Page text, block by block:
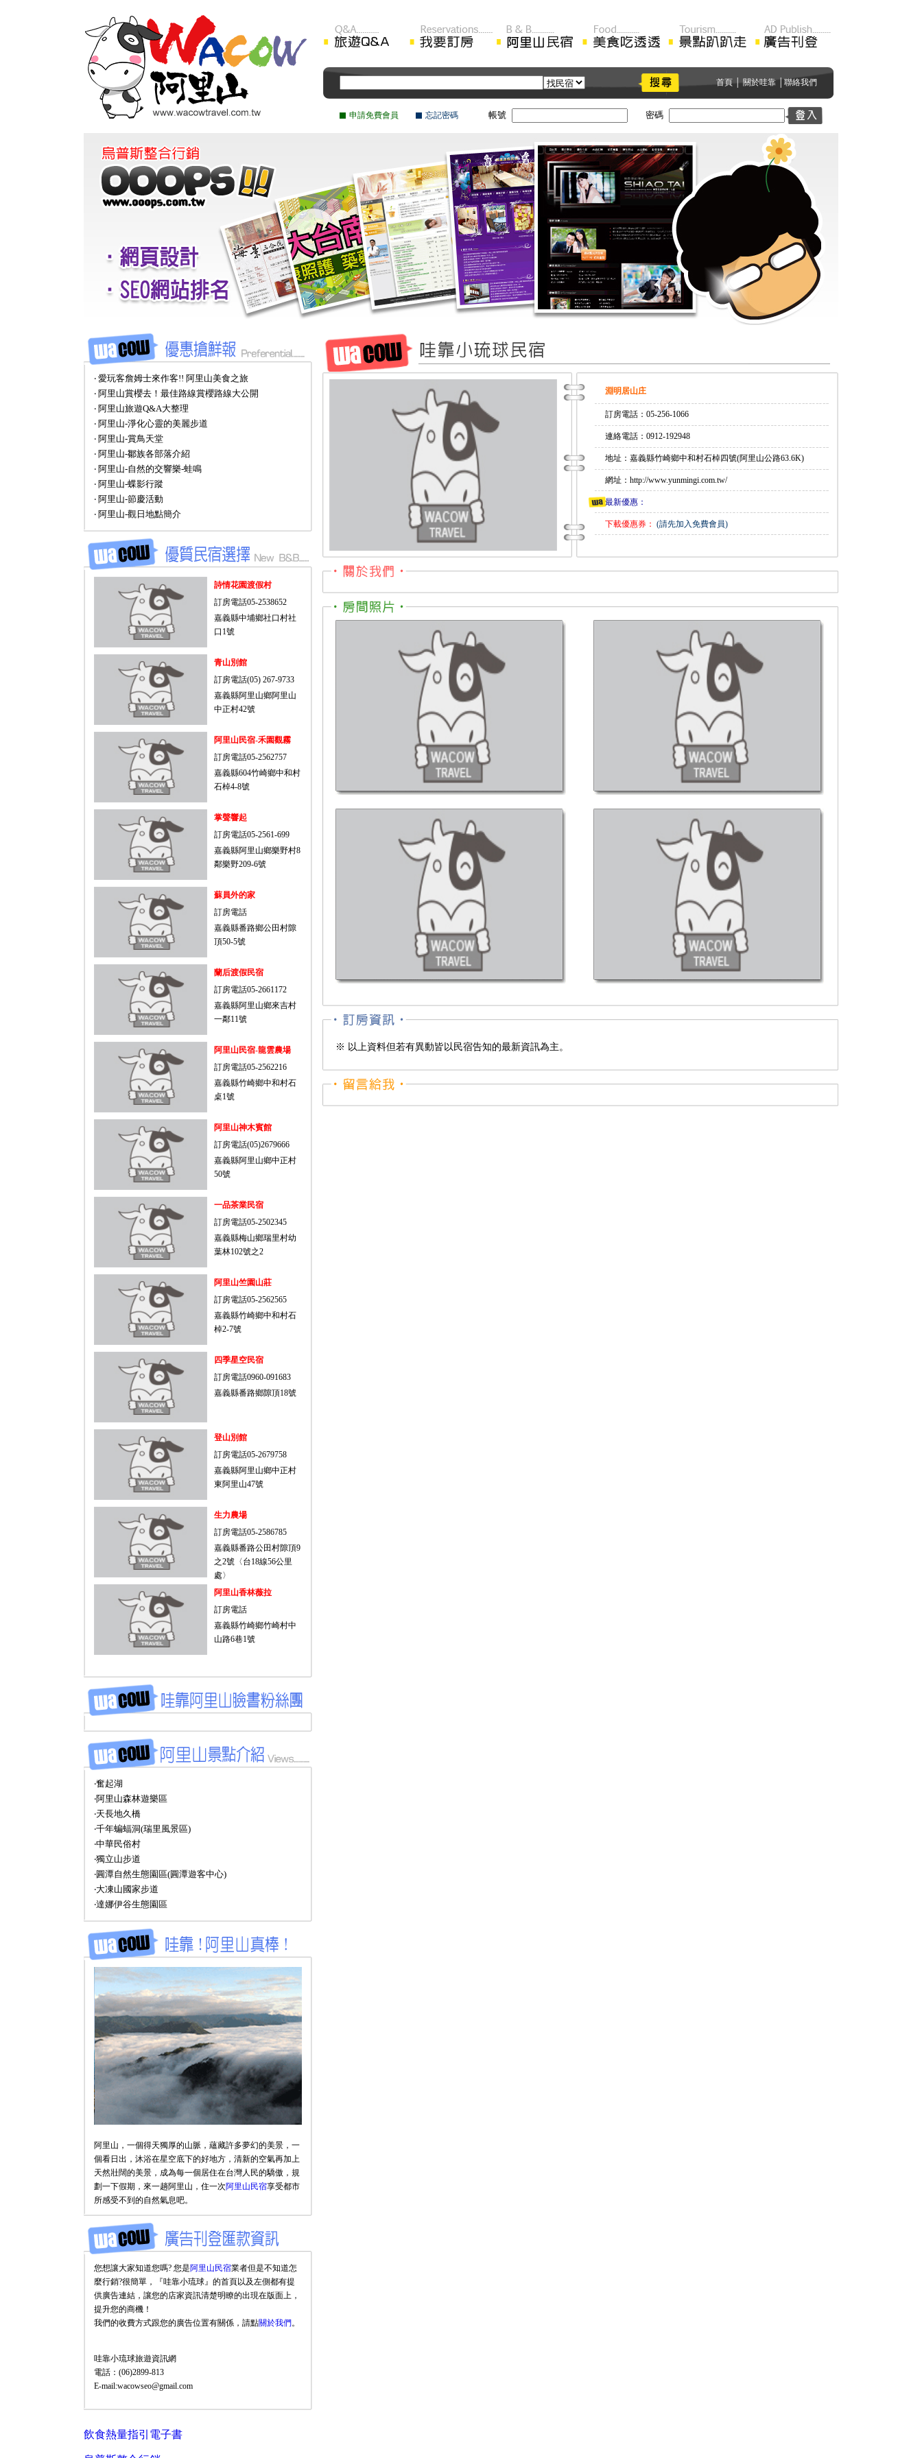
首頁│關於哇靠│ 聯絡我們
申請免費會員 忘記密碼 帳號 密碼
‧ 愛玩客詹姆士來作客!! 阿里山美食之旅
‧ 阿里山賞櫻去！最佳路線賞櫻路線大公開
‧ 阿里山旅遊Q&A大整理
‧ 阿里山-淨化心靈的美麗步道
‧ 阿里山-賞鳥天堂
‧ 阿里山-鄒族各部落介紹
‧ 阿里山-自然的交響樂-蛙鳴
‧ 阿里山-蝶影行蹤
‧ 阿里山-節慶活動
‧ 阿里山-觀日地點簡介
詩情花園渡假村
訂房電話05-2538652
嘉義縣中埔鄉社口村社
口1號
青山別館
訂房電話(05) 267-9733
嘉義縣阿里山鄉阿里山
中正村42號
阿里山民宿-禾園觀霧
訂房電話05-2562757
嘉義縣604竹崎鄉中和村
石棹4-8號
掌聲響起
訂房電話05-2561-699
嘉義縣阿里山鄉樂野村8
鄰樂野209-6號
蘇員外的家
訂房電話
嘉義縣番路鄉公田村隙
頂50-5號
蘭后渡假民宿
訂房電話05-2661172
嘉義縣阿里山鄉來吉村
一鄰11號
阿里山民宿-龍雲農場
訂房電話05-2562216
嘉義縣竹崎鄉中和村石
桌1號
阿里山神木賓館
訂房電話(05)2679666
嘉義縣阿里山鄉中正村
50號
一品茶業民宿
訂房電話05-2502345
嘉義縣梅山鄉瑞里村幼
葉林102號之2
阿里山竺園山莊
訂房電話05-2562565
嘉義縣竹崎鄉中和村石
棹2-7號
四季星空民宿
訂房電話0960-091683
嘉義縣番路鄉隙頂18號
登山別館
訂房電話05-2679758
嘉義縣阿里山鄉中正村
東阿里山47號
生力農場
訂房電話05-2586785
嘉義縣番路公田村隙頂9
之2號〈台18線56公里
處〉
阿里山香林薇拉
訂房電話
嘉義縣竹崎鄉竹崎村中
山路6巷1號
‧奮起湖
‧阿里山森林遊樂區
‧天長地久橋
‧千年蝙蝠洞(瑞里風景區)
‧中華民俗村
‧獨立山步道
‧圓潭自然生態園區(圓潭遊客中心)
‧大凍山國家步道
‧達娜伊谷生態園區
阿里山，一個得天獨厚的山脈，蘊藏許多夢幻的美景，一
個看日出，沐浴在星空底下的好地方，清新的空氣再加上
天然壯闊的美景，成為每一個居住在台灣人民的驕傲，規
劃一下假期，來一趟阿里山，住一次阿里山民宿享受都市
所感受不到的自然氣息吧。
您想讓大家知道您嗎? 您是阿里山民宿業者但是不知道怎
麼行銷?很簡單，『哇靠小琉球』的首頁以及左側都有提
供廣告連結，讓您的店家資訊清楚明瞭的出現在版面上，
提升您的商機！
我們的收費方式跟您的廣告位置有關係，請點關於我們。
哇靠小琉球旅遊資訊網
電話：(06)2899-813
E-mail:wacowseo@gmail.com
飲食熱量指引電子書
淵明居山庄
訂房電話：05-256-1066
連絡電話：0912-192948
地址：嘉義縣竹崎鄉中和村石棹四號(阿里山公路63.6K)
網址：http://www.yunmingi.com.tw/
最新優惠：
下載優惠券： (請先加入免費會員)
※ 以上資料但若有異動皆以民宿告知的最新資訊為主。